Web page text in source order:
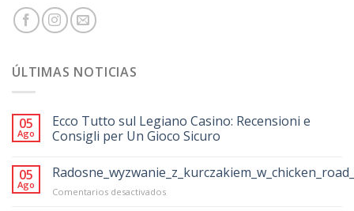
ÚLTIMAS NOTICIAS
05
Ago
Ecco Tutto sul Legiano Casino: Recensioni e
Consigli per Un Gioco Sicuro
05
Ago
Comentarios desactivadosen